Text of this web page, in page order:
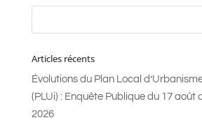
Articles récents
Évolutions du Plan Local
(PLUi) : Enquête Publique du 17 août
2026